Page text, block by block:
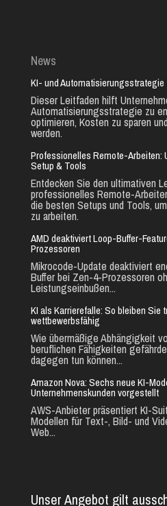
News
KI- und Automatisierungsstrategie
Dieser Leitfaden hilft
Automatisierungsstrategie zu
optimieren, Kosten zu sparen
werden.
Professionelles Remote-Arbeiten:
Setup & Tools
Entdecken Sie den ultimativen
professionelles Remote-
die besten Setups und Tools,
zu arbeiten.
AMD deaktiviert Loop-Buffer-
Prozessoren
Mikrocode-Update deaktiviert
Buffer bei Zen-4-Prozessoren
Leistungseinbußen...
KI als Karrierefalle: So bleiben Sie
wettbewerbsfähig
Wie übermäßige Abhängigkeit
beruflichen Fähigkeiten
dagegen tun können...
Amazon Nova: Sechs neue KI-
Unternehmenskunden vorgestellt
AWS-Anbieter präsentiert KI-
Modellen für Text-, Bild- und
Web...
Unser Angebot gilt